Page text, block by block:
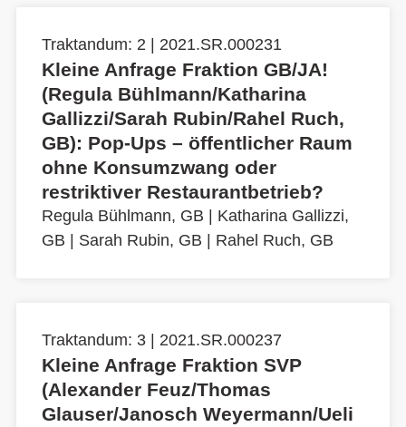
Traktandum: 2 | 2021.SR.000231
Kleine Anfrage Fraktion GB/JA!
(Regula Bühlmann/Katharina
Gallizzi/Sarah Rubin/Rahel Ruch,
GB): Pop-Ups – öffentlicher Raum
ohne Konsumzwang oder
restriktiver Restaurantbetrieb?
Regula Bühlmann, GB
Katharina Gallizzi,
GB
Sarah Rubin, GB Rahel Ruch, GB
Traktandum: 3 | 2021.SR.000237
Kleine Anfrage Fraktion SVP
(Alexander Feuz/Thomas
Glauser/Janosch Weyermann/Ueli